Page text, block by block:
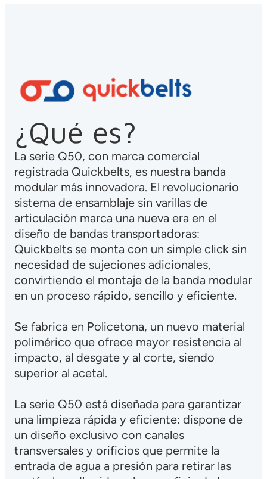
¿Qué es?
La serie Q50, con marca comercial
registrada Quickbelts, es nuestra banda
modular más innovadora. El revolucionario
sistema de ensamblaje sin varillas de
articulación marca una nueva era en el
diseño de bandas transportadoras:
Quickbelts se monta con un simple click sin
necesidad de sujeciones adicionales,
convirtiendo el montaje de la banda modular
en un proceso rápido, sencillo y eficiente.
Se fabrica en Policetona, un nuevo material
polimérico que ofrece mayor resistencia al
impacto, al desgate y al corte, siendo
superior al acetal.
La serie Q50 está diseñada para garantizar
una limpieza rápida y eficiente: dispone de
un diseño exclusivo con canales
transversales y orificios que permite la
entrada de agua a presión para retirar las